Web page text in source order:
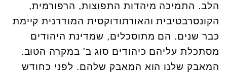
הלב. התמיכה מיהדות התפוצות, הרפורמית,
הקונסרבטיבית והאורתודוקסית המודרנית קיימת
כבר שנים. הם מתוסכלים, שמדינת היהודים
מסתכלת עליהם כיהודים סוג ב' במקרה הטוב.
המאבק שלנו הוא המאבק שלהם. לפני כחודש